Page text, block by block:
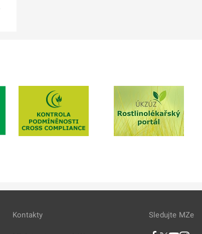
Kontakty Sledujte MZe